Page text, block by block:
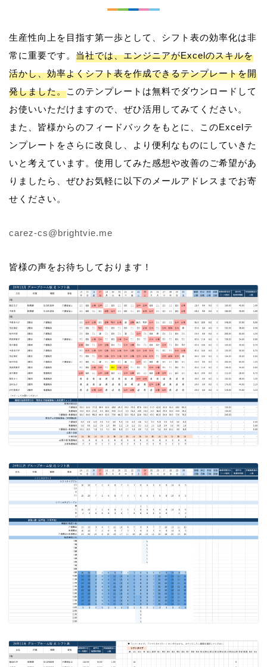
生産性向上を目指す第一歩として、シフト表の効率化は非
常に重要です。 当社では、エンジニアがExcelのスキルを
活かし、効率よくシフト表を作成できるテンプレートを開
発しました。このテンプレートは無料でダウンロードして
お使いいただけますので、ぜひ活用してみてください。
また、皆様からのフィードバックをもとに、このExcelテ
ンプレートをさらに改良し、より便利なものにしていきた
いと考えています。使用してみた感想や改善のご希望があ
りましたら、ぜひお気軽に以下のメールアドレスまでお寄
せください。
carez-cs@brightvie.me
皆様の声をお待ちしております！